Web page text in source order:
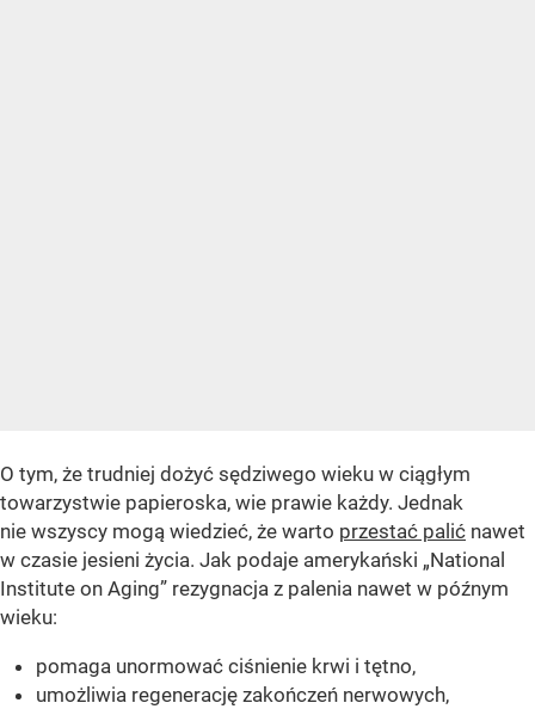
O tym, że trudniej dożyć sędziwego wieku w ciągłym
towarzystwie papieroska, wie prawie każdy. Jednak
nie wszyscy mogą wiedzieć, że warto przestać palić nawet
w czasie jesieni życia. Jak podaje amerykański „National
Institute on Aging” rezygnacja z palenia nawet w późnym
wieku:
pomaga unormować ciśnienie krwi i tętno,
umożliwia regenerację zakończeń nerwowych,